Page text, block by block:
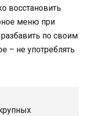
восстановить
меню при
по своим
– не употреблять